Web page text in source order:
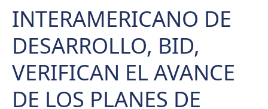
INTERAMERICANO DE
DESARROLLO, BID,
VERIFICAN EL AVANCE
DE LOS PLANES DE